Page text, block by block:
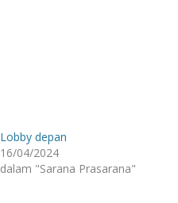
Lobby depan
16/04/2024
dalam "Sarana Prasarana"